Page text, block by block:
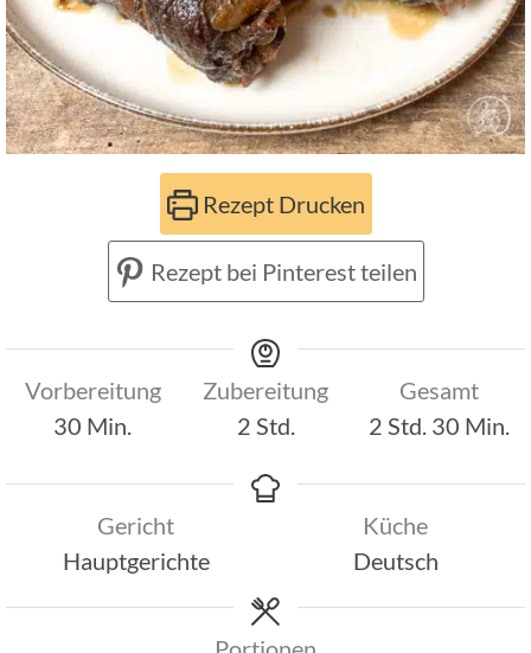
Rezept Drucken
Rezept bei Pinterest teilen
Vorbereitung
30 Minuten
Min.
Zubereitung
2Stunden
Std.
Gesamt
2Stunden
Std. 30 Min.
Gericht
Hauptgerichte
Küche
Deutsch